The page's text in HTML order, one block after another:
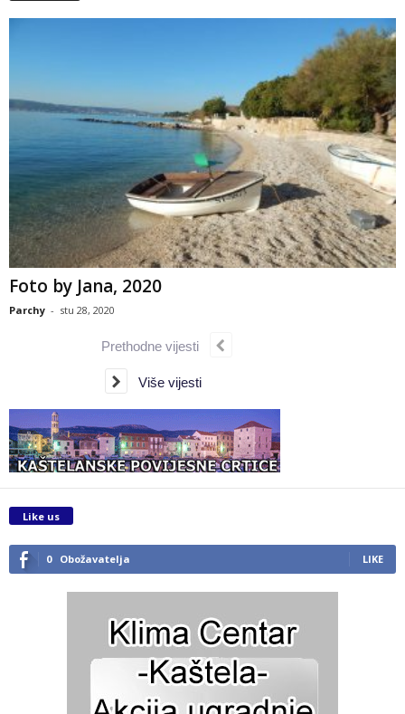
Foto by Jana, 2020
Parchy - stu 28, 2020
Prethodne vijesti
Više vijesti
Like us
0 Obožavatelja LIKE